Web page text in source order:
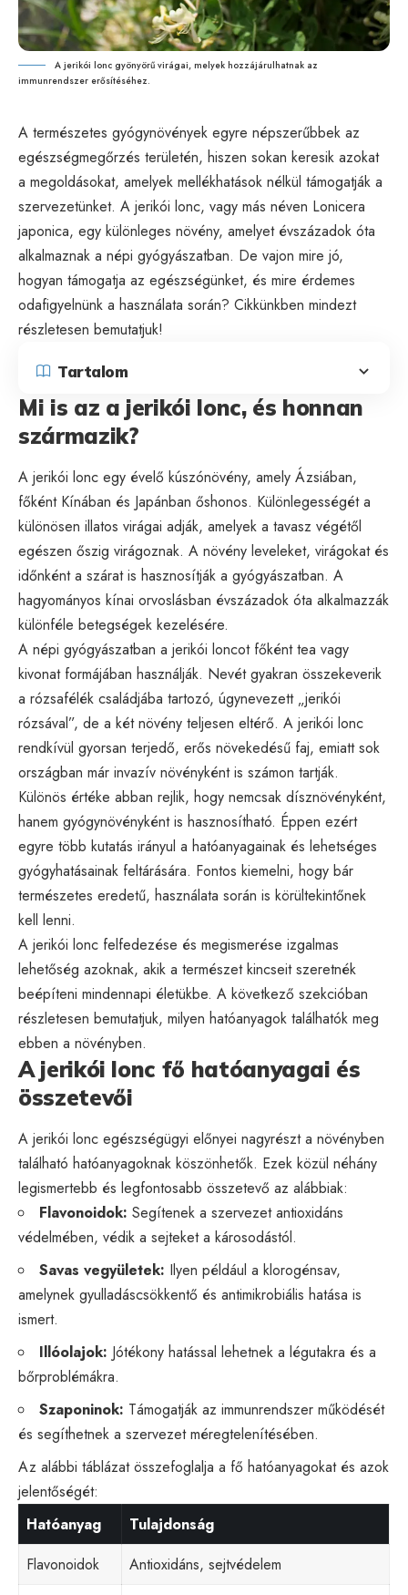
A jerikói lonc gyönyörű virágai, melyek hozzájárulhatnak az
immunrendszer erősítéséhez.
A természetes gyógynövények egyre népszerűbbek az
egészségmegőrzés területén, hiszen sokan keresik azokat
a megoldásokat, amelyek mellékhatások nélkül támogatják a
szervezetünket. A jerikói lonc, vagy más néven Lonicera
japonica, egy különleges növény, amelyet évszázadok óta
alkalmaznak a népi gyógyászatban. De vajon mire jó,
hogyan támogatja az egészségünket, és mire érdemes
odafigyelnünk a használata során? Cikkünkben mindezt
részletesen bemutatjuk!
Tartalom
Mi is az a jerikói lonc, és honnan
származik?
A jerikói lonc egy évelő kúszónövény, amely Ázsiában,
főként Kínában és Japánban őshonos. Különlegességét a
különösen illatos virágai adják, amelyek a tavasz végétől
egészen őszig virágoznak. A növény leveleket, virágokat és
időnként a szárat is hasznosítják a gyógyászatban. A
hagyományos kínai orvoslásban évszázadok óta alkalmazzák
különféle betegségek kezelésére.
A népi gyógyászatban a jerikói loncot főként tea vagy
kivonat formájában használják. Nevét gyakran összekeverik
a rózsafélék családjába tartozó, úgynevezett „jerikói
rózsával”, de a két növény teljesen eltérő. A jerikói lonc
rendkívül gyorsan terjedő, erős növekedésű faj, emiatt sok
országban már invazív növényként is számon tartják.
Különös értéke abban rejlik, hogy nemcsak dísznövényként,
hanem gyógynövényként is hasznosítható. Éppen ezért
egyre több kutatás irányul a hatóanyagainak és lehetséges
gyógyhatásainak feltárására. Fontos kiemelni, hogy bár
természetes eredetű, használata során is körültekintőnek
kell lenni.
A jerikói lonc felfedezése és megismerése izgalmas
lehetőség azoknak, akik a természet kincseit szeretnék
beépíteni mindennapi életükbe. A következő szekcióban
részletesen bemutatjuk, milyen hatóanyagok találhatók meg
ebben a növényben.
A jerikói lonc fő hatóanyagai és
összetevői
A jerikói lonc egészségügyi előnyei nagyrészt a növényben
található hatóanyagoknak köszönhetők. Ezek közül néhány
legismertebb és legfontosabb összetevő az alábbiak:
Flavonoidok: Segítenek a szervezet antioxidáns
védelmében, védik a sejteket a károsodástól.
Savas vegyületek: Ilyen például a klorogénsav,
amelynek gyulladáscsökkentő és antimikrobiális hatása is
ismert.
Illóolajok: Jótékony hatással lehetnek a légutakra és a
bőrproblémákra.
Szaponinok: Támogatják az immunrendszer működését
és segíthetnek a szervezet méregtelenítésében.
Az alábbi táblázat összefoglalja a fő hatóanyagokat és azok
jelentőségét:
Hatóanyag
Tulajdonság
Flavonoidok
Antioxidáns, sejtvédelem